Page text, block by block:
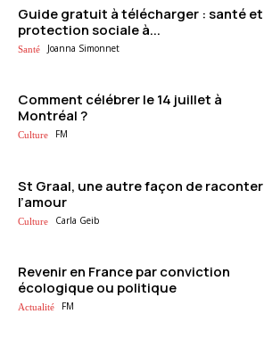
Guide gratuit à télécharger : santé et
protection sociale à...
Santé Joanna Simonnet
Comment célébrer le 14 juillet à
Montréal ?
Culture FM
St Graal, une autre façon de raconter
l’amour
Culture Carla Geib
Revenir en France par conviction
écologique ou politique
Actualité FM